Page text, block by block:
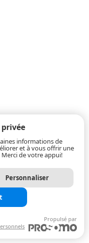
privée
informations de
et à vous offrir une
de votre appui!
Personnaliser
Propulsé par